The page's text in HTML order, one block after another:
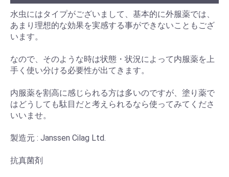
水虫にはタイプがございまして、基本的に外服薬では、
あまり理想的な効果を実感する事ができないこともござ
います。
なので、そのような時は状態・状況によって内服薬を上
手く使い分ける必要性が出てきます。
内服薬を割高に感じられる方は多いのですが、塗り薬で
はどうしても駄目だと考えられるなら使ってみてくださ
いいませ。
製造元 : Janssen Cilag Ltd.
抗真菌剤